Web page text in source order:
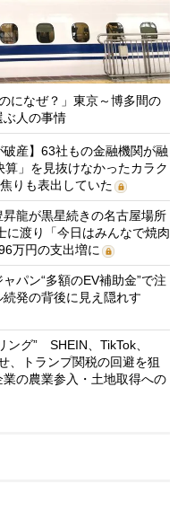
になぜ？」東京～博多間の
人の事情
破産】63社もの金融機関が融
」を見抜けなかったカラク
りも表出していた
昇龍が黒星続きの名古屋場所
に渡り「今日はみんなで焼肉
万円の支出増に
パン“多額のEV補助金”で注
発の背後に見え隠れす
ング” SHEIN、TikTok、
、トランプ関税の回避を狙
の農業参入・土地取得への